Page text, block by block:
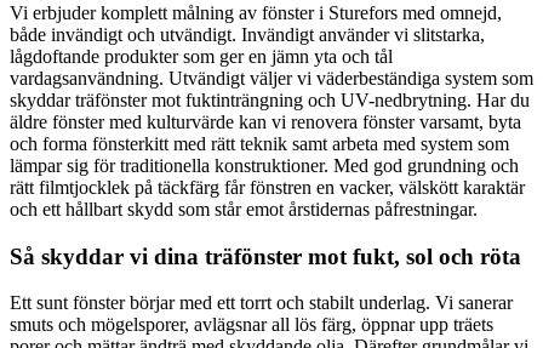
Vi erbjuder komplett målning av fönster i Sturefors med omnejd,
både invändigt och utvändigt. Invändigt använder vi slitstarka,
lågdoftande produkter som ger en jämn yta och tål
vardagsanvändning. Utvändigt väljer vi väderbeständiga system som
skyddar träfönster mot fuktinträngning och UV-nedbrytning. Har du
äldre fönster med kulturvärde kan vi renovera fönster varsamt, byta
och forma fönsterkitt med rätt teknik samt arbeta med system som
lämpar sig för traditionella konstruktioner. Med god grundning och
rätt filmtjocklek på täckfärg får fönstren en vacker, välskött karaktär
och ett hållbart skydd som står emot årstidernas påfrestningar.
Så skyddar vi dina träfönster mot fukt, sol och röta
Ett sunt fönster börjar med ett torrt och stabilt underlag. Vi sanerar
smuts och mögelsporer, avlägsnar all lös färg, öppnar upp träets